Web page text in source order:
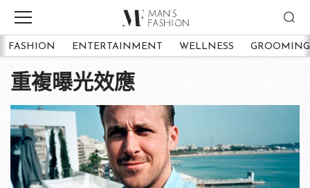
FASHION ENTERTAINMENT WELLNESS GROOMING
重複曝光效應